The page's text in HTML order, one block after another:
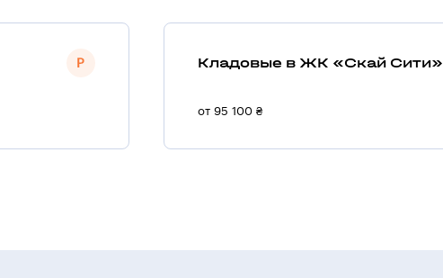
Кладовые в ЖК «Скай Сити»
от 95 100 ₴